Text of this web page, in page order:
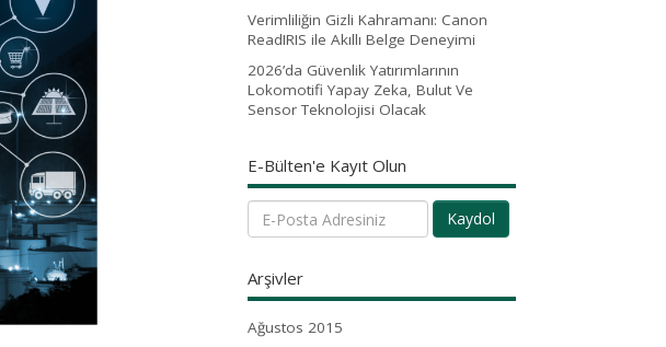
Verimliliğin Gizli Kahramanı: Canon
ReadIRIS ile Akıllı Belge Deneyimi
2026’da Güvenlik Yatırımlarının
Lokomotifi Yapay Zeka, Bulut Ve
Sensor Teknolojisi Olacak
E-Bülten'e Kayıt Olun
Kaydol
Arşivler
Ağustos 2015